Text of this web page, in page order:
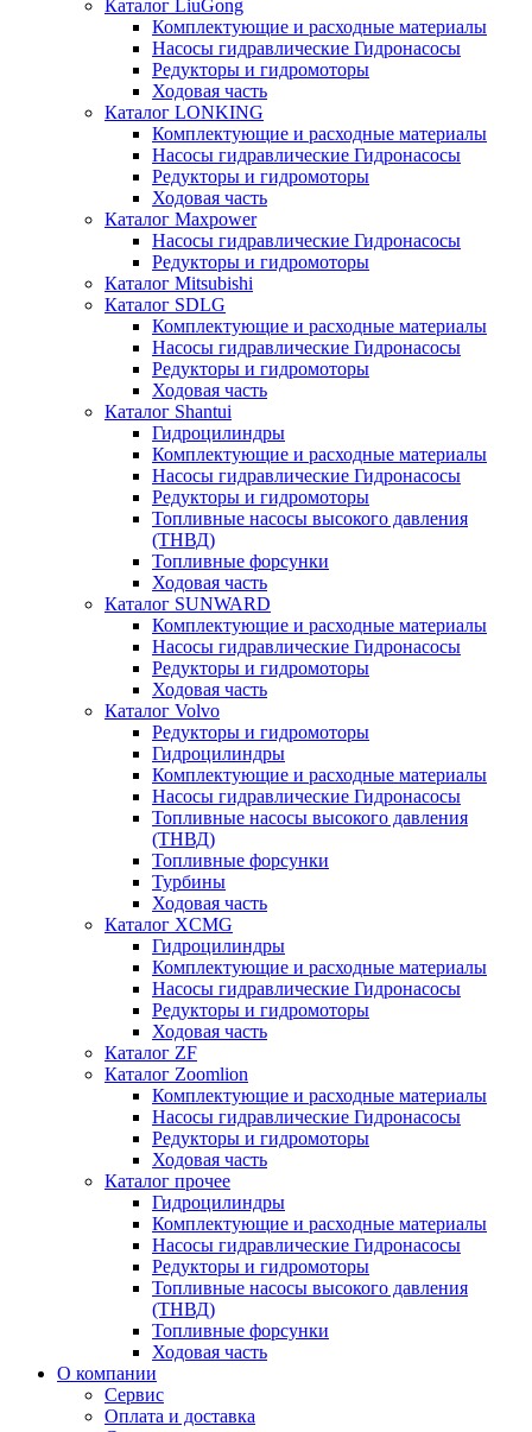
Каталог LiuGong
Комплектующие и расходные материалы
Насосы гидравлические Гидронасосы
Редукторы и гидромоторы
Ходовая часть
Каталог LONKING
Комплектующие и расходные материалы
Насосы гидравлические Гидронасосы
Редукторы и гидромоторы
Ходовая часть
Каталог Maxpower
Насосы гидравлические Гидронасосы
Редукторы и гидромоторы
Каталог Mitsubishi
Каталог SDLG
Комплектующие и расходные материалы
Насосы гидравлические Гидронасосы
Редукторы и гидромоторы
Ходовая часть
Каталог Shantui
Гидроцилиндры
Комплектующие и расходные материалы
Насосы гидравлические Гидронасосы
Редукторы и гидромоторы
Топливные насосы высокого давления
(ТНВД)
Топливные форсунки
Ходовая часть
Каталог SUNWARD
Комплектующие и расходные материалы
Насосы гидравлические Гидронасосы
Редукторы и гидромоторы
Ходовая часть
Каталог Volvo
Редукторы и гидромоторы
Гидроцилиндры
Комплектующие и расходные материалы
Насосы гидравлические Гидронасосы
Топливные насосы высокого давления
(ТНВД)
Топливные форсунки
Турбины
Ходовая часть
Каталог XCMG
Гидроцилиндры
Комплектующие и расходные материалы
Насосы гидравлические Гидронасосы
Редукторы и гидромоторы
Ходовая часть
Каталог ZF
Каталог Zoomlion
Комплектующие и расходные материалы
Насосы гидравлические Гидронасосы
Редукторы и гидромоторы
Ходовая часть
Каталог прочее
Гидроцилиндры
Комплектующие и расходные материалы
Насосы гидравлические Гидронасосы
Редукторы и гидромоторы
Топливные насосы высокого давления
(ТНВД)
Топливные форсунки
Ходовая часть
О компании
Сервис
Оплата и доставка